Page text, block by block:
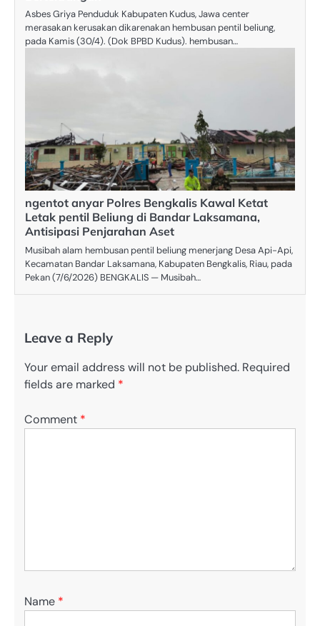
Asbes Griya Penduduk Kabupaten Kudus, Jawa center
merasakan kerusakan dikarenakan hembusan pentil beliung,
pada Kamis (30/4). (Dok BPBD Kudus). hembusan…
ngentot anyar Polres Bengkalis Kawal Ketat
Letak pentil Beliung di Bandar Laksamana,
Antisipasi Penjarahan Aset
Musibah alam hembusan pentil beliung menerjang Desa Api-Api,
Kecamatan Bandar Laksamana, Kabupaten Bengkalis, Riau, pada
Pekan (7/6/2026) BENGKALIS — Musibah…
Leave a Reply
Your email address will not be published. Required
fields are marked *
Comment *
Name *